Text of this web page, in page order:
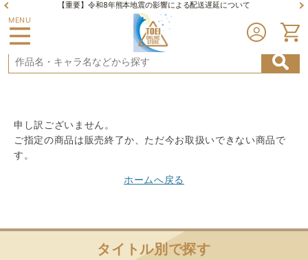
【重要】令和8年熊本地震の影響による配送遅延について
MENU
申し訳ございません。
ご指定の商品は販売終了か、ただ今お取扱いできない商品で
す。
ホームへ戻る
タイトル別で探す